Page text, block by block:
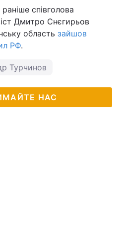
співголова
Дмитро Снєгирьов
область зайшов
РФ.
Турчинов
НАС